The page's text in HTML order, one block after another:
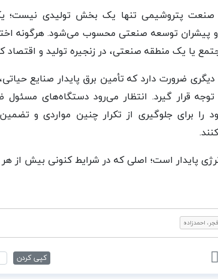
پتروشیمی تنها یک بخش تولیدی نیست؛
و پیشران توسعه صنعتی محسوب می‌شود. هرگونه
یا یک منطقه صنعتی، در زنجیره تولید و اقتصاد
ضرورت دارد که تأمین برق پایدار صنایع
قرار گیرد. انتظار می‌رود دستگاه‌های مسئول
را برای جلوگیری از تکرار چنین مواردی و
انرژی پایدار است؛ اصلی که در شرایط کنونی بیش از
احمدزاده
کپی کردن